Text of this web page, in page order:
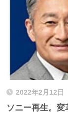
2022年2月12日
ソニー再生。